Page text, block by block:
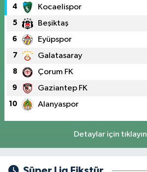
4 Kocaelispor
5 Beşiktaş
6 Eyüpspor
7 Galatasaray
8 Çorum FK
9 Gaziantep FK
10 Alanyaspor
Detaylar için tıklayın